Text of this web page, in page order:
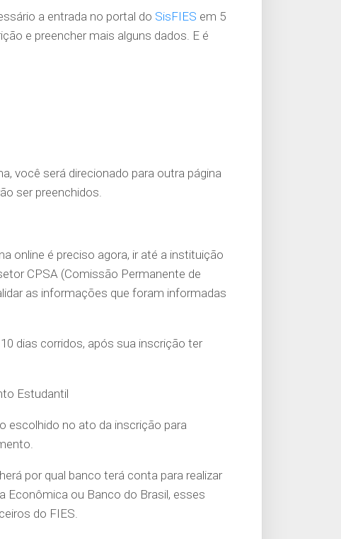
a entrada no portal do SisFIES em 5
e preencher mais alguns dados. E é
você será direcionado para outra página
ser preenchidos.
online é preciso agora, ir até a instituição
CPSA (Comissão Permanente de
as informações que foram informadas
dias corridos, após sua inscrição ter
Estudantil
escolhido no ato da inscrição para
por qual banco terá conta para realizar
Econômica ou Banco do Brasil, esses
do FIES.